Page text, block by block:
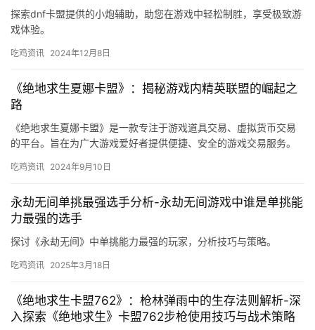
探索dnf卡盟提供的小炮辅助，助您在游戏中轻松制胜，享受极致游
戏体验。
吃鸡资讯 2024年12月8日
《绝地求生夏娜卡盟》：揭秘游戏内精英联盟的崛起之
路
《绝地求生夏娜卡盟》是一款专注于游戏道具交易、虚拟货币交易
的平台。旨在为广大游戏爱好者提供便捷、安全的游戏交易服务。
吃鸡资讯 2024年9月10日
永劫无间单挑最强选手分析-永劫无间游戏中谁是单挑能
力最强的选手
探讨《永劫无间》中单挑能力最强的玩家，分析技巧与策略。
吃鸡资讯 2025年3月18日
《绝地求生卡盟762》：枪林弹雨中的生存法则解析-深
入探索《绝地求生》卡盟762步枪使用技巧与战术策略